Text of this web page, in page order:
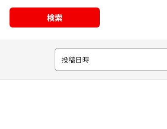
検索
投稿日時